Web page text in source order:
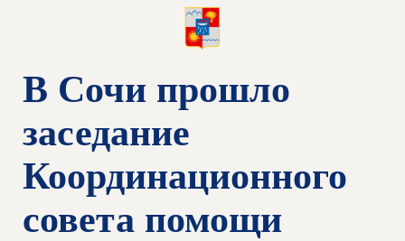
В Сочи прошло
заседание
Координационного
совета помощи